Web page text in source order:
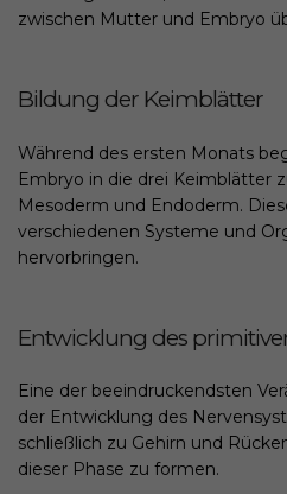
zwischen Mutter und Embryo
Bildung der Keimblätter
Während des ersten Monats
Embryo in die drei Keimblätter
Mesoderm und Endoderm.
verschiedenen Systeme und
hervorbringen.
Entwicklung des
Eine der beeindruckendsten
der Entwicklung des
schließlich zu Gehirn und
dieser Phase zu formen.